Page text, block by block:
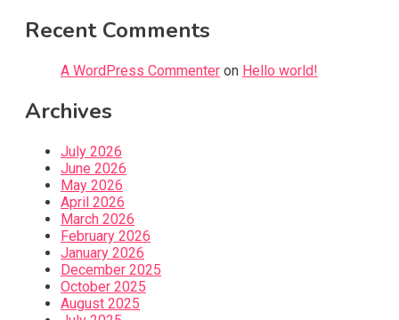
Recent Comments
A WordPress Commenter on Hello world!
Archives
July 2026
June 2026
May 2026
April 2026
March 2026
February 2026
January 2026
December 2025
October 2025
August 2025